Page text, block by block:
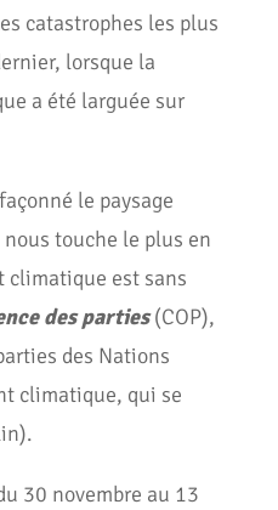
catastrophes les plus
lorsque la
a été larguée sur
le paysage
touche le plus en
climatique est sans
des parties(COP),
des Nations
climatique, qui se
30 novembre au 13